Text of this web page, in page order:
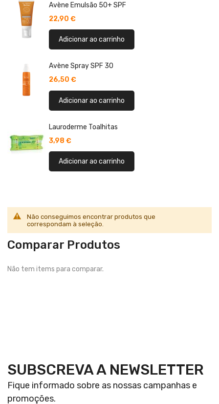
Avène Emulsão 50+ SPF
22,90 €
Adicionar ao carrinho
Avène Spray SPF 30
26,50 €
Adicionar ao carrinho
Lauroderme Toalhitas
3,98 €
Adicionar ao carrinho
Não conseguimos encontrar produtos que
correspondam à seleção.
Comparar Produtos
Não tem items para comparar.
SUBSCREVA A NEWSLETTER
Fique informado sobre as nossas campanhas e
promoções.